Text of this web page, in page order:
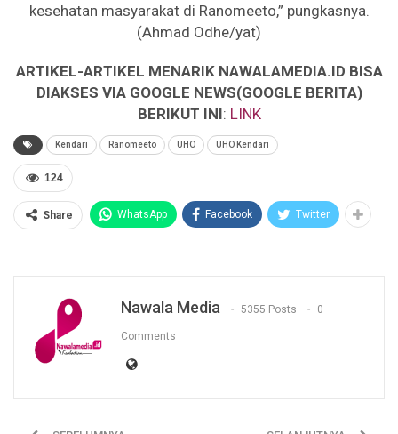
kesehatan masyarakat di Ranomeeto,” pungkasnya.
(Ahmad Odhe/yat)
ARTIKEL-ARTIKEL MENARIK NAWALAMEDIA.ID BISA
DIAKSES VIA GOOGLE NEWS(GOOGLE BERITA)
BERIKUT INI: LINK
Kendari Ranomeeto UHO UHO Kendari
124
Share WhatsApp Facebook Twitter
Nawala Media 5355 Posts 0
Comments